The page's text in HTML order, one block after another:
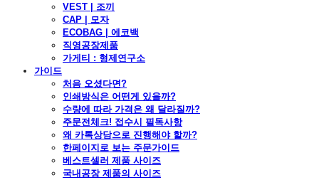
VEST | 조끼
CAP | 모자
ECOBAG | 에코백
직영공장제품
가게티 : 형제연구소
가이드
처음 오셨다면?
인쇄방식은 어떤게 있을까?
수량에 따라 가격은 왜 달라질까?
주문전체크! 접수시 필독사항
왜 카톡상담으로 진행해야 할까?
한페이지로 보는 주문가이드
베스트셀러 제품 사이즈
국내공장 제품의 사이즈